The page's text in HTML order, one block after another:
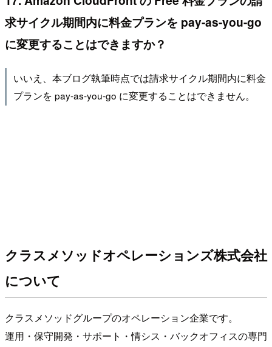
求サイクル期間内に料金プランを pay-as-you-go
に変更することはできますか？
いいえ、本ブログ執筆時点では請求サイクル期間内に料金
プランを pay-as-you-go に変更することはできません。
クラスメソッドオペレーションズ株式会社
について
クラスメソッドグループのオペレーション企業です。
運用・保守開発・サポート・情シス・バックオフィスの専門